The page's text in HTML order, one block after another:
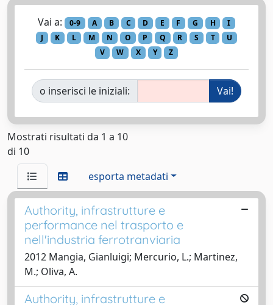
Vai a: 0-9 A B C D E F G H
I
J
K L M N O P Q R S T
U
V
W X Y Z
o inserisci le iniziali:
Mostrati risultati da 1 a 10
di 10
esporta metadati
Authority, infrastrutture e
performance nel trasporto e
nell'industria ferrotranviaria
2012 Mangia, Gianluigi; Mercurio, L.; Martinez,
M.; Oliva, A.
Authority, infrastrutture e